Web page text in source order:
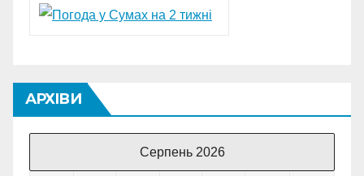
АРХІВИ
Серпень 2026